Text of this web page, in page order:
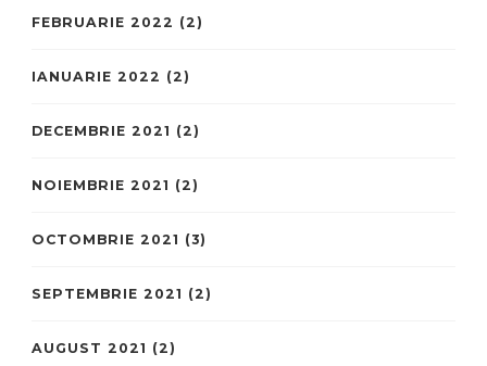
FEBRUARIE 2022 (2)
IANUARIE 2022 (2)
DECEMBRIE 2021 (2)
NOIEMBRIE 2021 (2)
OCTOMBRIE 2021 (3)
SEPTEMBRIE 2021 (2)
AUGUST 2021 (2)